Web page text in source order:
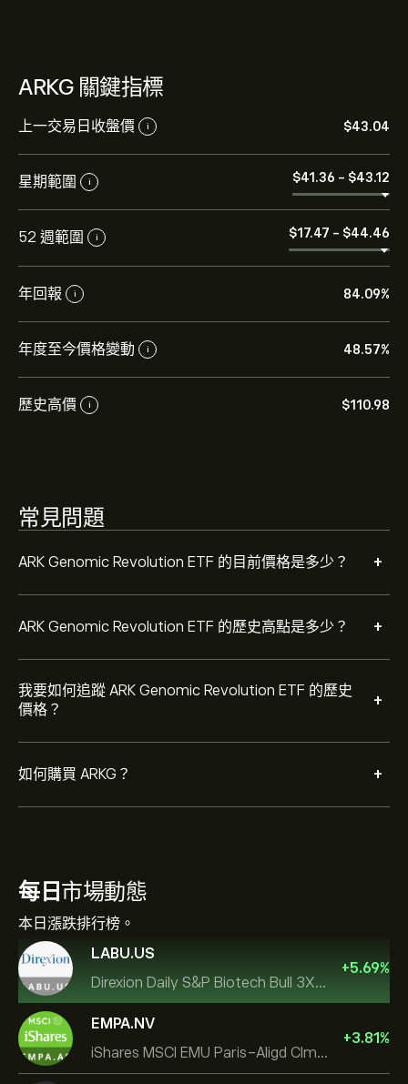
ARKG 關鍵指標
上一交易日收盤價 i ‎$‎43.04
星期範圍 i ‎$‎41.36 - ‎$‎43.12
52 週範圍 i ‎$‎17.47 - ‎$‎44.46
年回報 i 84.09%
年度至今價格變動 i 48.57%
歷史高價 i ‎$‎110.98
常見問題
ARK Genomic Revolution ETF 的目前價格是多少？ +
ARKG 的目前價格是 ‎$‎43.04 美元
ARK Genomic Revolution ETF 的歷史高點是多少？ +
ARK Genomic Revolution ETF 的歷史高點是 ‎$‎110.98 美
我要如何追蹤 ARK Genomic Revolution ETF 的歷史
價格？
+
選取 eToro 圖表上的「1D」或「1W」時間範圍，並縮小
以檢視ARK Genomic Revolution ETF 的歷史價格變動。
ARK Genomic Revolution ETF 的價格在過去一年內介於
‎$‎19.74 之間。
如何購買 ARKG？ +
Revolution ETF (ARKG)"」頁面。在建立帳戶並存入資金
每日 市場動態
本日漲跌排行榜。
LABU.US
Direxion Daily S&P Biotech Bull 3X ETF
+5.69%
EMPA.NV
iShares MSCI EMU Paris-Aligd Clmt UCITS ETF EUR A
+3.81%